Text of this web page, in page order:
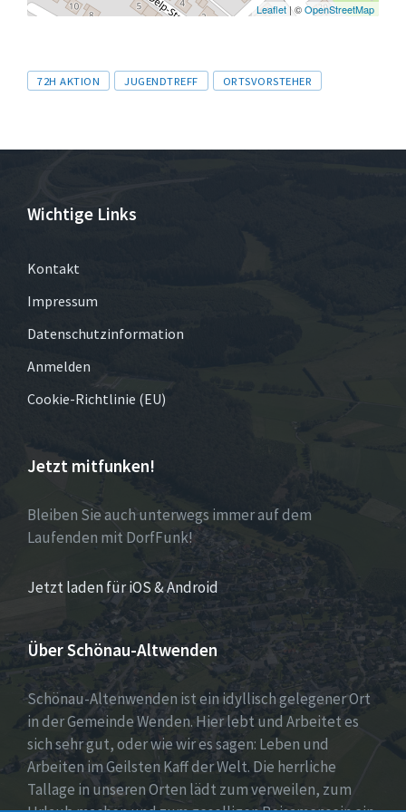
Leaflet| ©OpenStreetMap
Tags
72H AKTION JUGENDTREFF ORTSVORSTEHER
Wichtige Links
Kontakt
Impressum
Datenschutzinformation
Anmelden
Cookie-Richtlinie (EU)
Jetzt mitfunken!
Bleiben Sie auch unterwegs immer auf dem
Laufenden mit DorfFunk!
Jetzt laden für iOS & Android
Über Schönau-Altwenden
Schönau-Altenwenden ist ein idyllisch gelegener Ort
in der Gemeinde Wenden. Hier lebt und Arbeitet es
sich sehr gut, oder wie wir es sagen: Leben und
Arbeiten im Geilsten Kaff der Welt. Die herrliche
Tallage in unseren Orten lädt zum verweilen, zum